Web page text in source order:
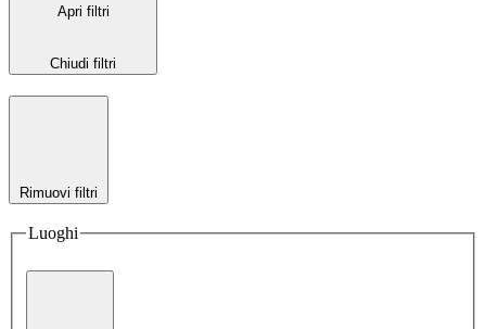
Apri filtri
Chiudi filtri
Rimuovi filtri
Luoghi